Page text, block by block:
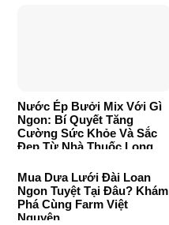
Nước Ép Bưởi Mix Với Gì
Ngon: Bí Quyết Tăng
Cường Sức Khỏe Và Sắc
Đẹp Từ Nhà Thuốc Long
Mua Dưa Lưới Đài Loan
Ngon Tuyệt Tại Đâu? Khám
Phá Cùng Farm Việt
Nguyên